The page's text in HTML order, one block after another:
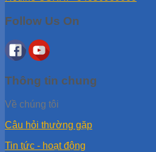
Follow Us On
Thông tin chung
Về chúng tôi
Câu hỏi thường gặp
Tin tức - hoạt động